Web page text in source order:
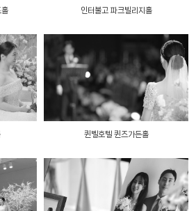
홀 인터불고 파크빌리지홀
퀸벨호텔 퀸즈가든홀